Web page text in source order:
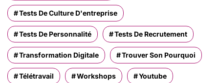
Tests De Culture D'entreprise
Tests De Personnalité Tests De Recrutement
Transformation Digitale Trouver Son Pourquoi
Télétravail Workshops Youtube